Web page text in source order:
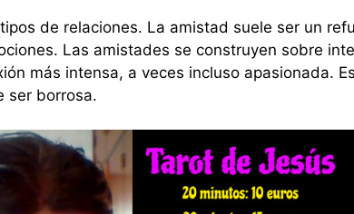
de relaciones. La amistad suele ser un
Las amistades se construyen sobre
más intensa, a veces incluso apasionada.
ser borrosa.